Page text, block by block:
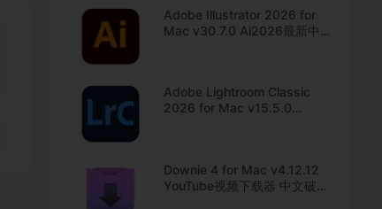
Adobe Illustrator 2026 for
Mac v30.7.0 Ai2026最新中文
Adobe Lightroom Classic
2026 for Mac v15.5.0
Downie 4 for Mac v4.12.12
YouTube视频下载器 中文破解